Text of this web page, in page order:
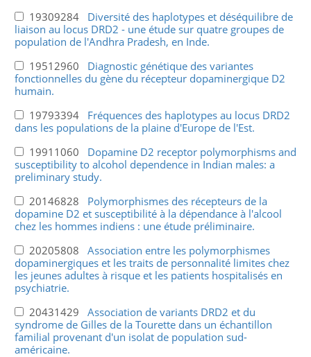
19309284 Diversité des haplotypes et déséquilibre de
liaison au locus DRD2 - une étude sur quatre groupes de
population de l'Andhra Pradesh, en Inde.
19512960 Diagnostic génétique des variantes
fonctionnelles du gène du récepteur dopaminergique D2
humain.
19793394 Fréquences des haplotypes au locus DRD2
dans les populations de la plaine d'Europe de l'Est.
19911060 Dopamine D2 receptor polymorphisms and
susceptibility to alcohol dependence in Indian males: a
preliminary study.
20146828 Polymorphismes des récepteurs de la
dopamine D2 et susceptibilité à la dépendance à l'alcool
chez les hommes indiens : une étude préliminaire.
20205808 Association entre les polymorphismes
dopaminergiques et les traits de personnalité limites chez
les jeunes adultes à risque et les patients hospitalisés en
psychiatrie.
20431429 Association de variants DRD2 et du
syndrome de Gilles de la Tourette dans un échantillon
familial provenant d'un isolat de population sud-
américaine.